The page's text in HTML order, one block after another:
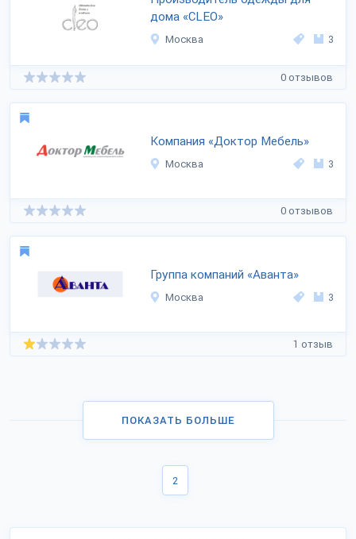
дома «CLEO»
Москва 3
0 отзывов
Компания «Доктор Мебель»
Москва 3
0 отзывов
Группа компаний «Аванта»
Москва 3
1 отзыв
ПОКАЗАТЬ БОЛЬШЕ
2